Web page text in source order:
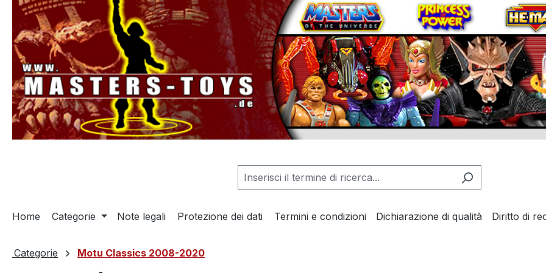
Passa alla navigazione principale
Home Categorie Note legali Protezione dei dati Termini e condizioni Dichiarazione di qualità Diritto di
Categorie Motu Classics 2008-2020